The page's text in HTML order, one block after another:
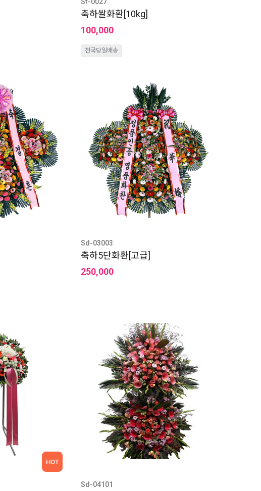
Sf-0027
축하쌀화환[10kg]
100,000
전국당일배송
Sd-03003
축하5단화환[고급]
250,000
HOT
Sd-04101